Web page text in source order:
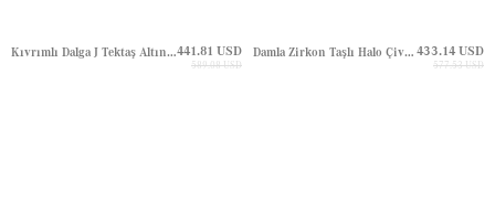
Kıvrımlı Dalga J Tektaş Altın Küpe441.81 USD
589.08 USD
Damla Zirkon Taşlı Halo Çivili Altın Küpe 433.14 USD
577.53 USD